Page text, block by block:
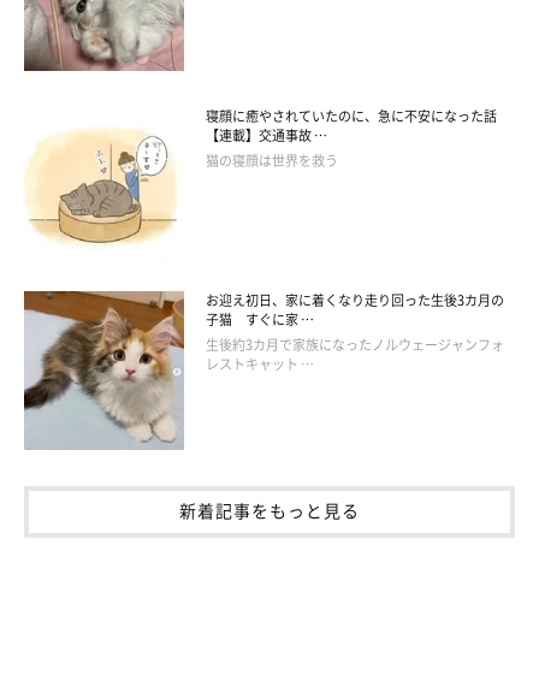
寝顔に癒やされていたのに、急に不安になった話
【連載】交通事故 …
猫の寝顔は世界を救う
お迎え初日、家に着くなり走り回った生後3カ月の
子猫 すぐに家 …
生後約3カ月で家族になったノルウェージャンフォ
レストキャット …
新着記事をもっと見る